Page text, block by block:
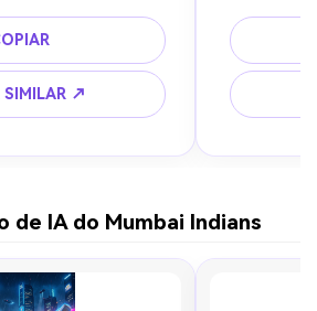
8k
SIMILAR ↗
detalhado
de IA do Mumbai Indians